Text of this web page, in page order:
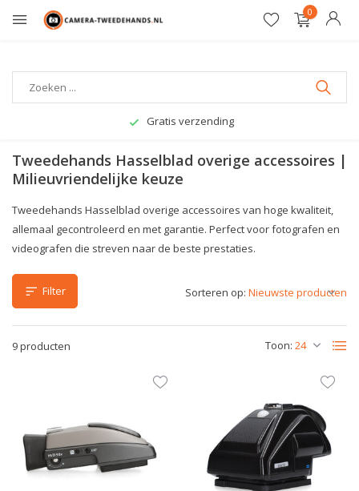
0
Gratis verzending
Tweedehands Hasselblad overige accessoires |
Milieuvriendelijke keuze
Tweedehands Hasselblad overige accessoires van hoge kwaliteit,
allemaal gecontroleerd en met garantie. Perfect voor fotografen en
videografen die streven naar de beste prestaties.
Filter
9 producten Toon:
Sorteren op: